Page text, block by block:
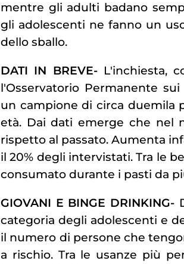
mentre gli adulti badano
gli adolescenti ne fanno un
dello sballo.
DATI IN BREVE-L'inchiesta,
l'Osservatorio Permanente
un campione di circa duemila
età. Dai dati emerge che nel
rispetto al passato. Aumenta
il 20% degli intervistati. Tra le
consumato durante i pasti da
GIOVANI E BINGE DRINKING-
categoria degli adolescenti e
il numero di persone che
a rischio. Tra le usanze più